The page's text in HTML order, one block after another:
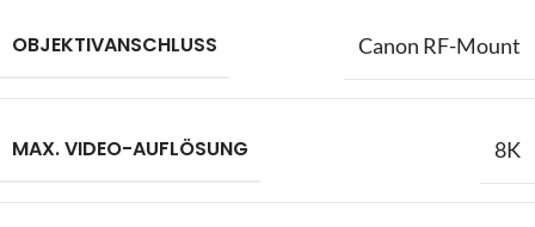
OBJEKTIVANSCHLUSS Canon RF-Mount
MAX. VIDEO-AUFLÖSUNG 8K